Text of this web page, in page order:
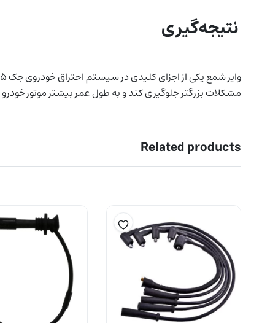
نتیجه‌گیری
مشکلات بزرگتر جلوگیری کند و به طول عمر بیشتر موتور
Related products